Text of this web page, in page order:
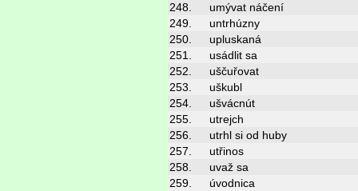
248.
umývat náčení
249.
untrhúzny
250.
upluskaná
251.
usádlit sa
252.
uščuřovat
253.
uškubl
254.
ušvácnút
255.
utrejch
256.
utrhl si od huby
257.
utřinos
258.
uvaž sa
259.
úvodnica